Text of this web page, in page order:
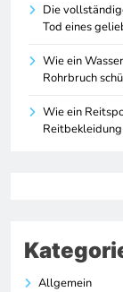
Die
Tod eines
Wie ein
Rohrbruch
Wie ein
Allgemein